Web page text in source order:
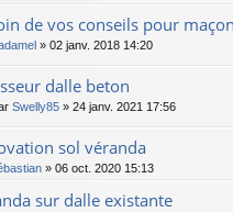
de vos conseils pour
» 02 janv. 2018 14:20
dalle beton
Swelly85 » 24 janv. 2021 17:56
sol véranda
» 06 oct. 2020 15:13
sur dalle existante